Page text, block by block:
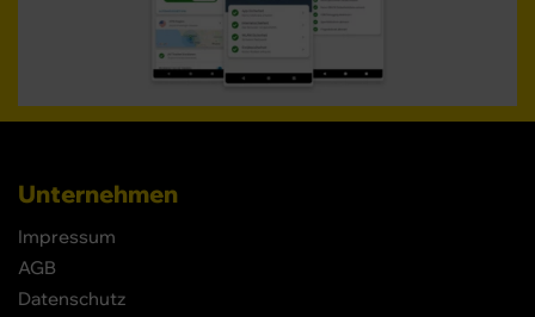
Unternehmen
Impressum
AGB
Datenschutz